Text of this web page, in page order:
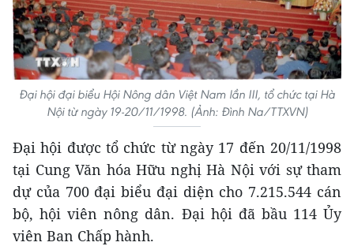
Đại hội đại biểu Hội Nông dân Việt Nam lần III, tổ chức tại Hà
Nội từ ngày 19-20/11/1998. (Ảnh: Đình Na/TTXVN)
Đại hội được tổ chức từ ngày 17 đến 20/11/1998
tại Cung Văn hóa Hữu nghị Hà Nội với sự tham
dự của 700 đại biểu đại diện cho 7.215.544 cán
bộ, hội viên nông dân. Đại hội đã bầu 114 Ủy
viên Ban Chấp hành.